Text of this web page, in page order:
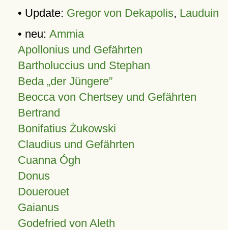
• Update: Gregor von Dekapolis, Lauduin
• neu: Ammia
Apollonius und Gefährten
Bartholuccius und Stephan
Beda „der Jüngere”
Beocca von Chertsey und Gefährten
Bertrand
Bonifatius Żukowski
Claudius und Gefährten
Cuanna Ógh
Donus
Douerouet
Gaianus
Godefried von Aleth